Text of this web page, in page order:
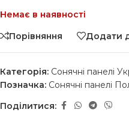
Немає в наявності
Порівняння
Додати
Категорія: Сонячні панелі
Позначка: Сонячні панелі
Поділитися: